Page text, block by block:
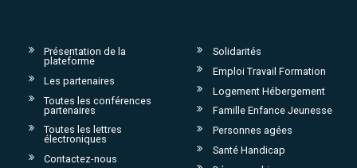
Présentation de la
plateforme
Les partenaires
Toutes les conférences
partenaires
Toutes les lettres
électroniques
Contactez-nous
Solidarités
Emploi Travail Formation
Logement Hébergement
Famille Enfance Jeunesse
Personnes agées
Santé Handicap